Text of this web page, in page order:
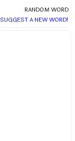
RANDOM WORD
SUGGEST A NEW WORD!